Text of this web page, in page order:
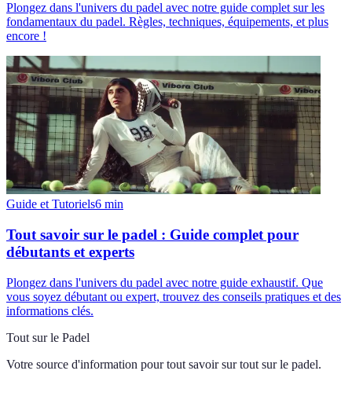
Plongez dans l'univers du padel avec notre guide complet sur les
fondamentaux du padel. Règles, techniques, équipements, et plus
encore !
Guide et Tutoriels6 min
Tout savoir sur le padel : Guide complet pour
débutants et experts
Plongez dans l'univers du padel avec notre guide exhaustif. Que
vous soyez débutant ou expert, trouvez des conseils pratiques et des
informations clés.
Tout sur le Padel
Votre source d'information pour tout savoir sur tout sur le padel.